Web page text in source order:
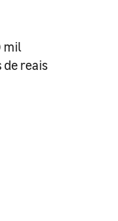
mil
de reais